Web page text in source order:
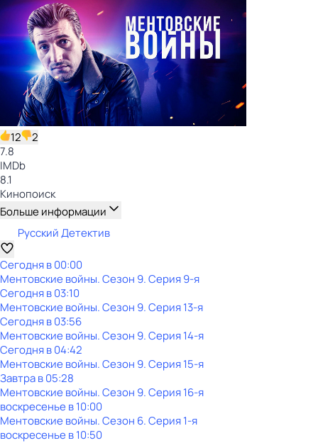
12
2
7.8
IMDb
8.1
Кинопоиск
Больше информации
Русский Детектив
Сегодня в 00:00
Ментовские войны. Сезон 9. Серия 9-я
Сегодня в 03:10
Ментовские войны. Сезон 9. Серия 13-я
Сегодня в 03:56
Ментовские войны. Сезон 9. Серия 14-я
Сегодня в 04:42
Ментовские войны. Сезон 9. Серия 15-я
Завтра в 05:28
Ментовские войны. Сезон 9. Серия 16-я
воскресенье в10:00
Ментовские войны. Сезон 6. Серия 1-я
воскресенье в10:50